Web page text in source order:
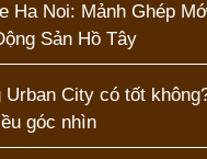
Ha Noi: Mảnh Ghép
Sản Hồ Tây
Urban City có tốt
góc nhìn